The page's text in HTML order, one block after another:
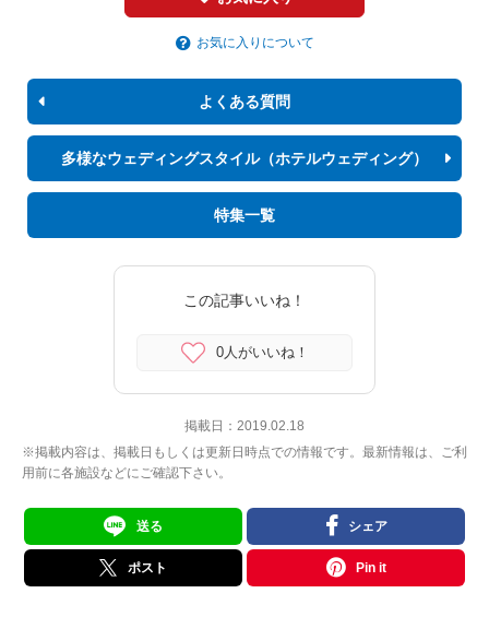
お気に入りについて
よくある質問
多様なウェディングスタイル（ホテルウェディング）
特集一覧
この記事いいね！
0人がいいね！
掲載日： 2019.02.18
※掲載内容は、掲載日もしくは更新日時点での情報です。最新情報は、ご利
用前に各施設などにご確認下さい。
送る シェア
ポスト Pin it